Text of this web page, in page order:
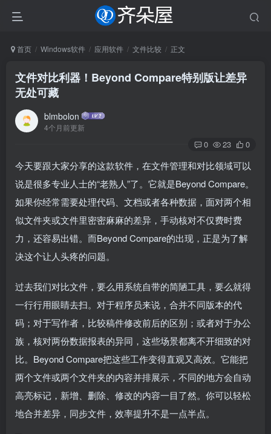
首页 Windows软件 应用软件 文件比较 正文
文件对比利器！Beyond Compare特别版让差异
无处可藏
blmbolon
4个月前更新
0 23 0
今天要跟大家分享的这款软件，在文件管理和对比领域可以
说是很多专业人士的“老熟人”了。它就是Beyond Compare。
如果你经常需要处理代码、文档或者各种数据，面对两个相
似文件夹或文件里密密麻麻的差异，手动核对不仅费时费
力，还容易出错。而Beyond Compare的出现，正是为了解
决这个让人头疼的问题。
过去我们对比文件，要么用系统自带的简陋工具，要么就得
一行行用眼睛去扫。对于程序员来说，合并不同版本的代
码；对于写作者，比较稿件修改前后的区别；或者对于办公
族，核对两份数据报表的异同，这些场景都离不开细致的对
比。Beyond Compare把这些工作变得直观又高效。它能把
两个文件或两个文件夹的内容并排展示，不同的地方会自动
高亮标记，新增、删除、修改的内容一目了然。你可以轻松
地合并差异，同步文件，效率提升不是一点半点。